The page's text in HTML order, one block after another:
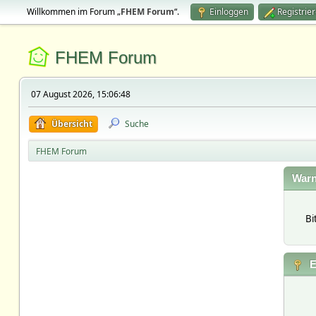
Willkommen im Forum „FHEM Forum“. Einloggen
FHEM Forum
07 August 2026, 15:06:48
Übersicht Suche
FHEM Forum